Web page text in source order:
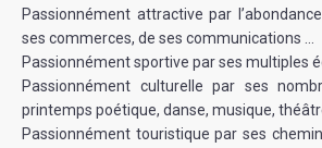
Passionnément attractive par
ses commerces, de ses communications …
Passionnément sportive par ses multiples
Passionnément culturelle par ses
printemps poétique, danse, musique,
Passionnément touristique par ses